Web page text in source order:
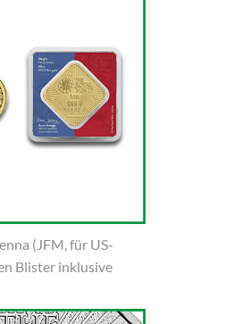
(JFM, für US-
Blister inklusive